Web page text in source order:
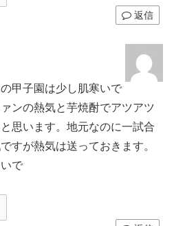
返信
甲子園は少し肌寒いで
ンの熱気と芋焼酎でアツアツ
思います。地元なのに一試合
すが熱気は送っておきます。
で